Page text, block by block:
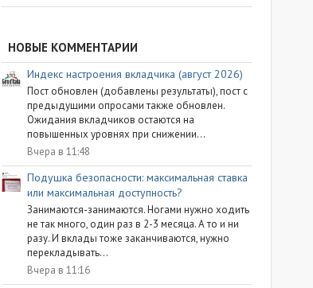
НОВЫЕ КОММЕНТАРИИ
Индекс настроения вкладчика (август 2026)
Пост обновлен (добавлены результаты), пост с
предыдущими опросами также обновлен.
Ожидания вкладчиков остаются на
повышенных уровнях при снижении...
Вчера в 11:48
Подушка безопасности: максимальная ставка
или максимальная доступность?
Занимаются-занимаются. Ногами нужно ходить
не так много, один раз в 2-3 месяца. А то и ни
разу. И вклады тоже заканчиваются, нужно
перекладывать...
Вчера в 11:16